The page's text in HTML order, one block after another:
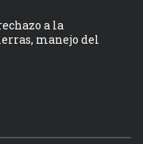
a la
manejo del